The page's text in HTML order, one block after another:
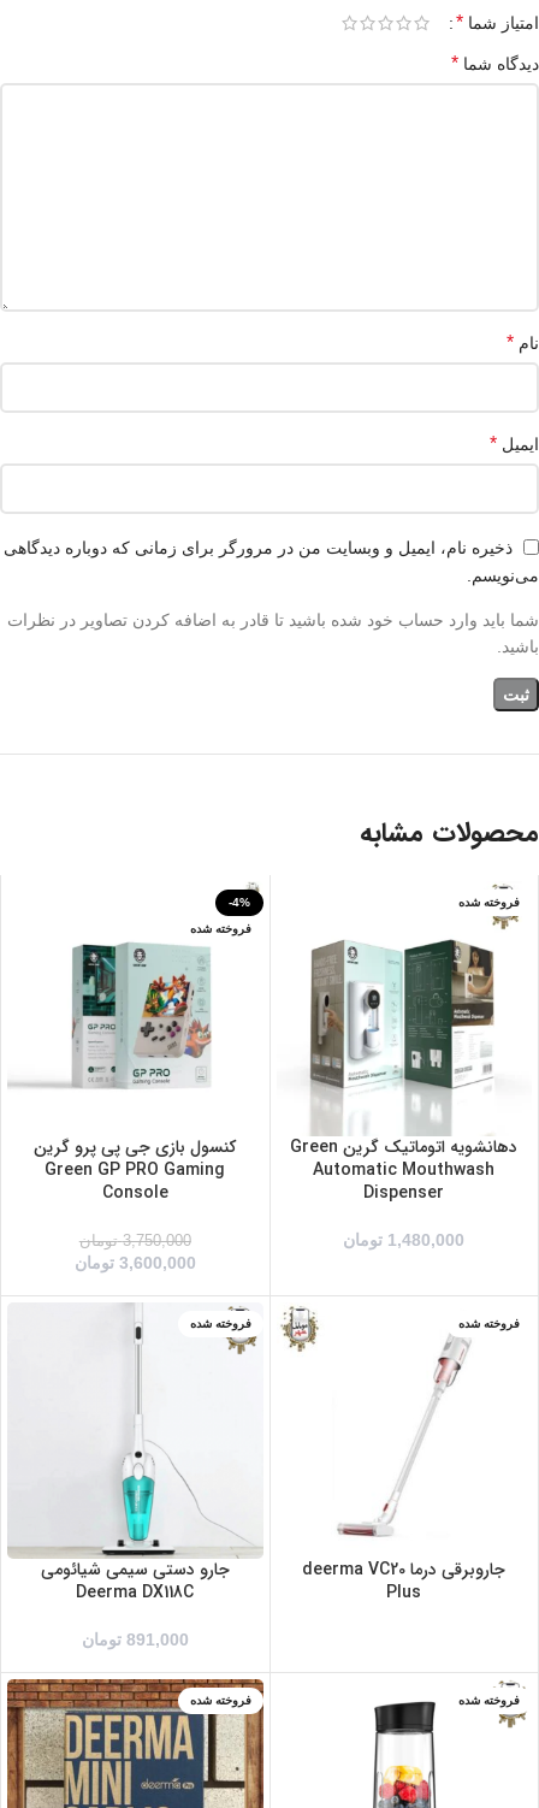
امتیاز شما *
دیدگاه شما *
نام *
ایمیل *
ذخیره نام، ایمیل و وبسایت من در مرورگر برای زمانی که دوباره دیدگاهی
می‌نویسم.
شما باید وارد حساب خود شده باشید تا قادر به اضافه کردن تصاویر در نظرات
باشید.
محصولات مشابه
فروخته شده
دهانشویه اتوماتیک گرین Green
Automatic Mouthwash
Dispenser
1,480,000 تومان
-4%
فروخته شده
کنسول بازی جی پی پرو گرین
Green GP PRO Gaming
Console
3,750,000 تومان
3,600,000 تومان
فروخته شده
جاروبرقی درما deerma VC20
Plus
فروخته شده
جارو دستی سیمی شیائومی
Deerma DX118C
891,000 تومان
فروخته شده
بنفش
فروخته شده